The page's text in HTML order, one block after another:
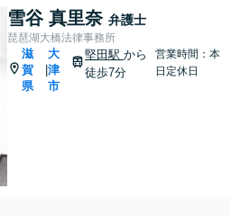
雪谷 真里奈 弁護士
琵琶湖大橋法律事務所
滋
賀
県
大
津
市
堅田駅から
徒歩7分
営業時間：本
日定休日